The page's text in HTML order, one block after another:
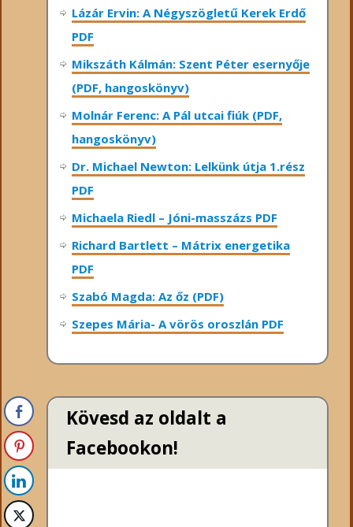
Lázár Ervin: A Négyszögletű Kerek Erdő
PDF
Mikszáth Kálmán: Szent Péter esernyője
(PDF, hangoskönyv)
Molnár Ferenc: A Pál utcai fiúk (PDF,
hangoskönyv)
Dr. Michael Newton: Lelkünk útja 1.rész
PDF
Michaela Riedl – Jóni-masszázs PDF
Richard Bartlett – Mátrix energetika
PDF
Szabó Magda: Az őz (PDF)
Szepes Mária- A vörös oroszlán PDF
Kövesd az oldalt a
Facebookon!